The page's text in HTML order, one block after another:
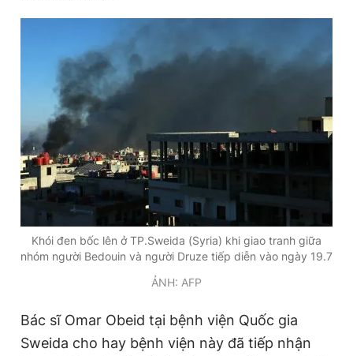
Khói đen bốc lên ở TP.Sweida (Syria) khi giao tranh giữa
nhóm người Bedouin và người Druze tiếp diễn vào ngày 19.7
ẢNH: AFP
Bác sĩ Omar Obeid tại bệnh viện Quốc gia
Sweida cho hay bệnh viện này đã tiếp nhận